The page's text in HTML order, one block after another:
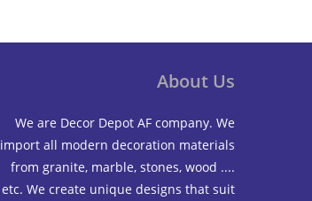
About Us
We are Decor Depot AF company. We
import all modern decoration materials
from granite, marble, stones, wood ....
etc. We create unique designs that suit